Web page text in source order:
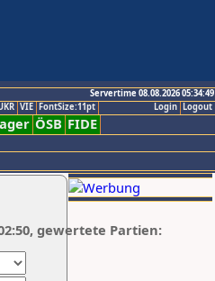
Servertime 08.08.2026 05:34:49
Logout
Login
VIE FontSize:11pt
ÖSB FIDE
gewertete Partien: